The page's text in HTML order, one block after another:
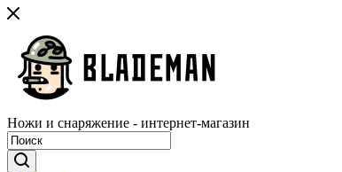
Ножи и снаряжение - интернет-магазин